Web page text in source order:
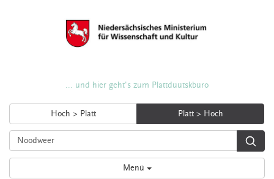
... und hier geht's zum Plattdüütskbüro
Hoch > Platt Platt > Hoch
Menü